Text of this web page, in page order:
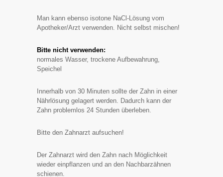
Man kann ebenso isotone NaCl-Lösung vom
Apotheker/Arzt verwenden. Nicht selbst mischen!
Bitte nicht verwenden:
normales Wasser, trockene Aufbewahrung,
Speichel
Innerhalb von 30 Minuten sollte der Zahn in einer
Nährlösung gelagert werden. Dadurch kann der
Zahn problemlos 24 Stunden überleben.
Bitte den Zahnarzt aufsuchen!
Der Zahnarzt wird den Zahn nach Möglichkeit
wieder einpflanzen und an den Nachbarzähnen
schienen.